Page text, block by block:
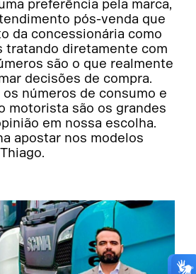
preferência pela marca,
pós-venda que
da concessionária como
tratando diretamente com
são o que realmente
decisões de compra.
números de consumo e
motorista são os grandes
em nossa escolha.
apostar nos modelos